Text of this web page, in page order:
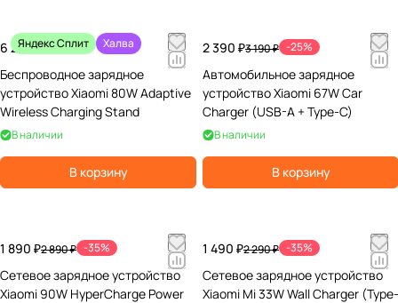
Яндекс Сплит Халва
6 290 ₽
Беспроводное зарядное
устройство Xiaomi 80W Adaptive
Wireless Charging Stand
В наличии
В корзину
2 390 ₽3 190 ₽ -25%
Автомобильное зарядное
устройство Xiaomi 67W Car
Charger (USB-A + Type-C)
В наличии
В корзину
1 890 ₽2 890 ₽ -35%
Сетевое зарядное устройство
Xiaomi 90W HyperCharge Power
1 490 ₽2 290 ₽ -35%
Сетевое зарядное устройство
Xiaomi Mi 33W Wall Charger (Type-